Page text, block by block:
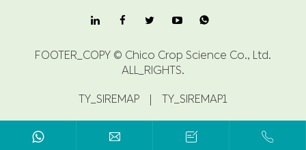

FOOTER_COPY © Chico Crop Science Co., Ltd.
ALL_RIGHTS.
TY_SIREMAP TY_SIREMAP1
  